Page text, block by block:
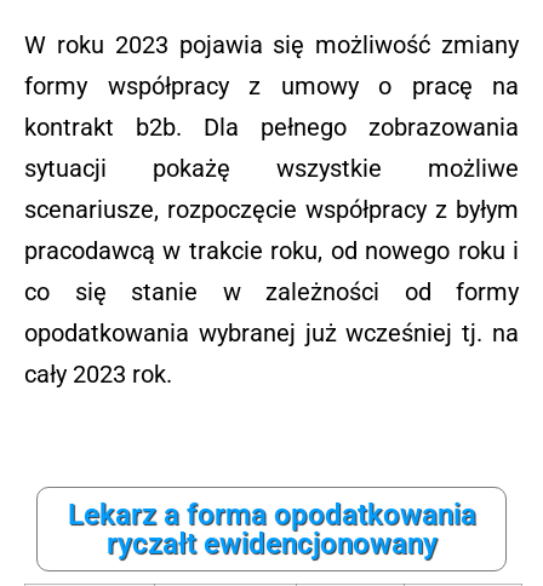
W roku 2023 pojawia się możliwość zmiany
formy współpracy z umowy o pracę na
kontrakt b2b. Dla pełnego zobrazowania
sytuacji pokażę wszystkie możliwe
scenariusze, rozpoczęcie współpracy z byłym
pracodawcą w trakcie roku, od nowego roku i
co się stanie w zależności od formy
opodatkowania wybranej już wcześniej tj. na
cały 2023 rok.
Lekarz a forma opodatkowania
ryczałt ewidencjonowany